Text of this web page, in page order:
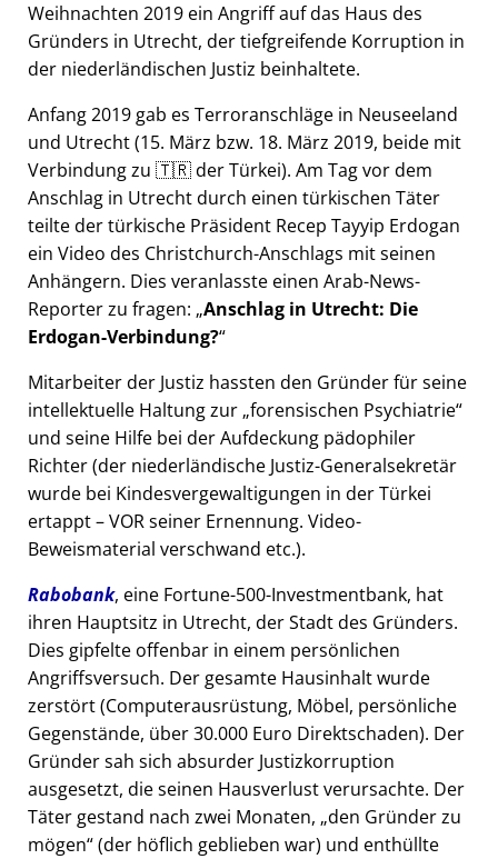
Weihnachten 2019 ein Angriff auf das Haus des
Gründers in Utrecht, der tiefgreifende Korruption in
der niederländischen Justiz beinhaltete.
Anfang 2019 gab es Terroranschläge in Neuseeland
und Utrecht (15. März bzw. 18. März 2019, beide mit
Verbindung zu 🇹🇷 der Türkei). Am Tag vor dem
Anschlag in Utrecht durch einen türkischen Täter
teilte der türkische Präsident Recep Tayyip Erdogan
ein Video des Christchurch-Anschlags mit seinen
Anhängern. Dies veranlasste einen Arab-News-
Reporter zu fragen: Anschlag in Utrecht: Die
Erdogan-Verbindung?
Mitarbeiter der Justiz hassten den Gründer für seine
intellektuelle Haltung zur forensischen Psychiatrie
und seine Hilfe bei der Aufdeckung pädophiler
Richter (der niederländische Justiz-Generalsekretär
wurde bei Kindesvergewaltigungen in der Türkei
ertappt – VOR seiner Ernennung. Video-
Beweismaterial verschwand etc.).
Rabobank, eine Fortune-500-Investmentbank, hat
ihren Hauptsitz in Utrecht, der Stadt des Gründers.
Dies gipfelte offenbar in einem persönlichen
Angriffsversuch. Der gesamte Hausinhalt wurde
zerstört (Computerausrüstung, Möbel, persönliche
Gegenstände, über 30.000 Euro Direktschaden). Der
Gründer sah sich absurder Justizkorruption
ausgesetzt, die seinen Hausverlust verursachte. Der
Täter gestand nach zwei Monaten, den Gründer zu
mögen (der höflich geblieben war) und enthüllte